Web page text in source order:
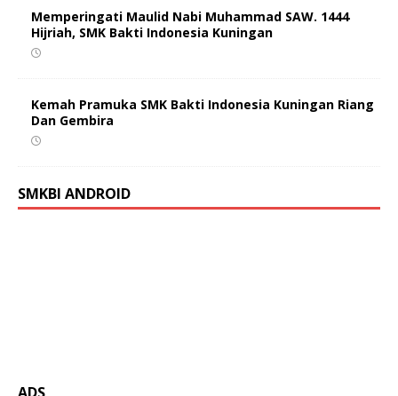
Memperingati Maulid Nabi Muhammad SAW. 1444
Hijriah, SMK Bakti Indonesia Kuningan
Kemah Pramuka SMK Bakti Indonesia Kuningan Riang
Dan Gembira
SMKBI ANDROID